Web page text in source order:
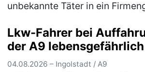
unbekannte Täter in ein
Ingolstadt hat die Ermittlungen
(mehr)
Lkw-Fahrer bei
der A9
04.08.2026 – Ingolstadt / A9